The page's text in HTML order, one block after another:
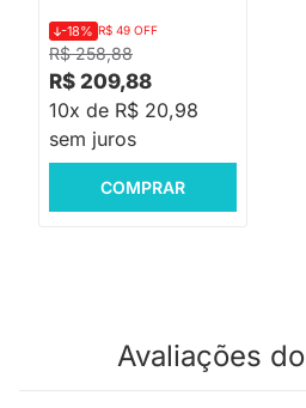
R$ 258,88
-18% R$ 49 OFF
R$ 209,88
10x de R$ 20,98
sem juros
COMPRAR
Avaliações